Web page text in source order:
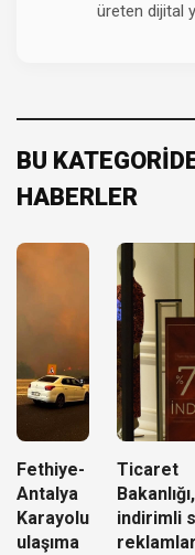
üreten dijital
BU
HABERLER
Fethiye-
Antalya
Karayolu
ulaşıma
Ticaret
Bakanlığı,
indirimli